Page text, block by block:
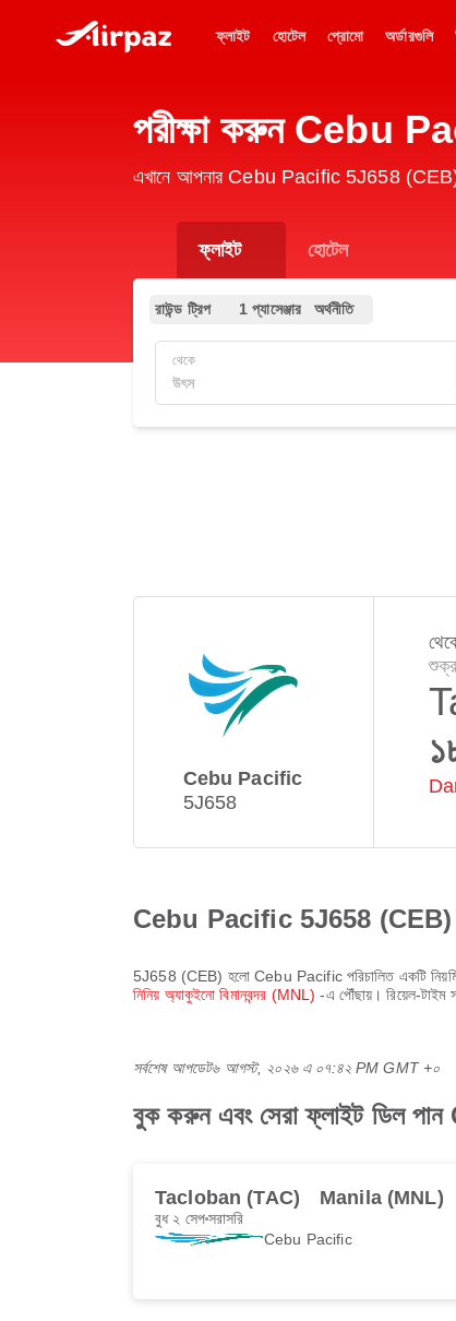
ফ্লাইট হোটেল প্রোমো অর্ডারগুলি
পরীক্ষা করুন Cebu
এখানে আপনার Cebu Pacific 5J658 (CEB)
ফ্লাইট হোটেল
রাউন্ড ট্রিপ 1 প্যাসেঞ্জার অর্থনীতি
থেকে
Cebu Pacific
5J658
Cebu Pacific 5J658 (CEB)
5J658 (CEB) হলোCebu Pacificপরিচালিত একটি
নিনিয় অ্যাকুইনো বিমানবন্দর (MNL)-এ পৌঁছায়। রিয়েল-
সর্বশেষ আপডেট৬ আগস্ট, ২০২৬ এ ০৭:৪২ PM GMT +০
বুক করুন এবং সেরা ফ্লাইট ডিল
Tacloban (TAC) Manila (MNL)
বুধ ২ সেপসরাসরি
Cebu Pacific